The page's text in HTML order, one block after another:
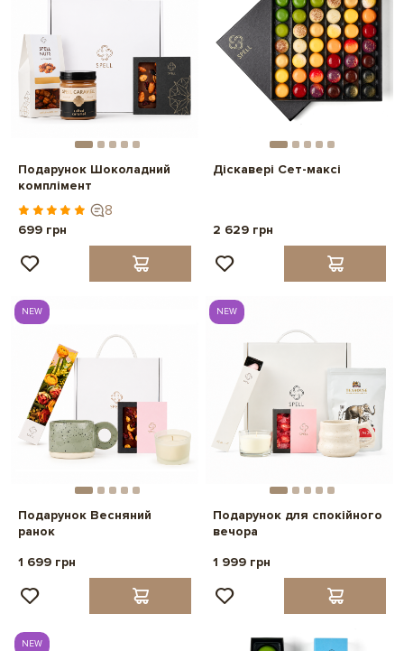
Подарунок Шоколадний
комплімент
8
699 грн
Діскавері Сет-максі
2 629 грн
NEW
Подарунок Весняний
ранок
1 699 грн
NEW
Подарунок для спокійного
вечора
1 999 грн
NEW